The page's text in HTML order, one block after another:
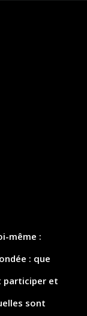
même :
: que
participer et
sont